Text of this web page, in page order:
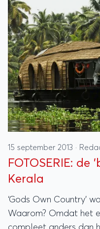
15 september 2013 ·
FOTOSERIE: de
Kerala
‘Gods Own Country’
Waarom? Omdat het